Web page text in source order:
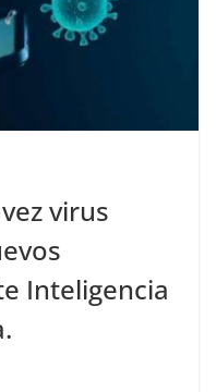
virus
Inteligencia